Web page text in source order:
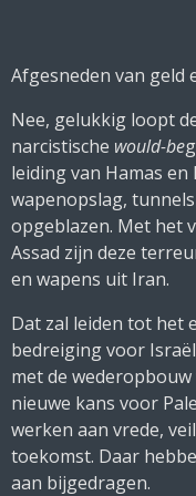
Afgesneden van geld
Nee, gelukkig loopt
narcistische would-be
leiding van Hamas
wapenopslag,
opgeblazen. Met het
Assad zijn deze
en wapens uit Iran.
Dat zal leiden tot het
bedreiging voor
met de
nieuwe kans voor
werken aan vrede,
toekomst. Daar
aan bijgedragen.